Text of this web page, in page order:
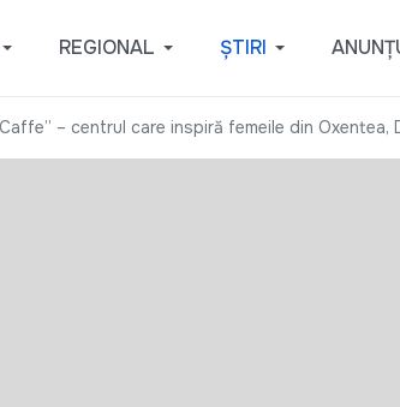
REGIONAL ȘTIRI
– centrul care inspiră femeile din Oxentea,